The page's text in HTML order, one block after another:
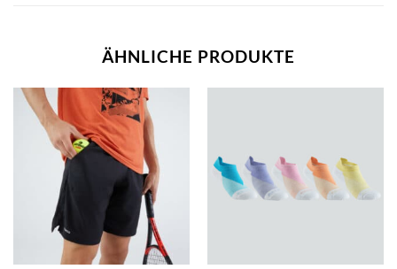
ÄHNLICHE PRODUKTE